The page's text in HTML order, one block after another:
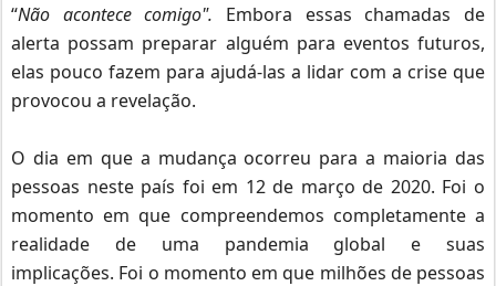
“Não acontece comigo". Embora essas chamadas de
alerta possam preparar alguém para eventos futuros,
elas pouco fazem para ajudá-las a lidar com a crise que
provocou a revelação.
O dia em que a mudança ocorreu para a maioria das
pessoas neste país foi em 12 de março de 2020. Foi o
momento em que compreendemos completamente a
realidade de uma pandemia global e suas
implicações. Foi o momento em que milhões de pessoas